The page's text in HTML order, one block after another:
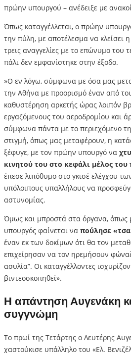
πρώην υπουργού – ανέδειξε με
Όπως καταγγέλλεται, ο πρώην
την πύλη, με αποτέλεσμα να κλείσει
τρεις αναγγελίες με το επώνυμο του
πάλι δεν εμφανίστηκε στην έξοδο.
»Ο εν λόγω, σύμφωνα με όσα μας
την Αθήνα με προορισμό έναν από
καθυστέρηση αρκετής ώρας λοιπόν
εργαζόμενους του αεροδρομίου και
σύμφωνα πάντα με το περιεχόμενο
στιγμή, όπως μας μεταφέρουν, η
ξέφυγε, με τον πρώην υπουργό να
κινητού του στο κεφάλι μέλος
έπεσε λιπόθυμο στο γκισέ ελέγχου
υπόλοιπους υπαλλήλους να
αστυνομίας.
Όμως και μπροστά στα όργανα, όπως
υπουργός φαίνεται να πούλησε
έναν εκ των δοκίμων ότι θα τον
επιχείρησαν να τον ηρεμήσουν
ασυλία”. Οι καταγγέλλοντες
βιντεοσκοπηθεί».
Η απάντηση Αυγενάκη
συγγνώμη
Το πρωί της Τετάρτης ο Λευτέρης
χαστούκισε υπάλληλο του «Ελ.